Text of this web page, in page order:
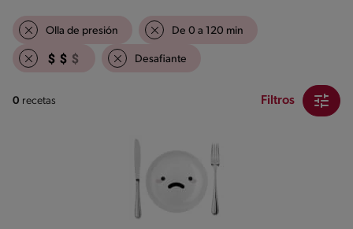
Olla de presión De 0 a 120 min
Desafiante
0 recetas Filtros